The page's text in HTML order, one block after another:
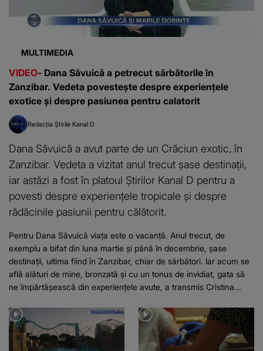
MULTIMEDIA
VIDEO- Dana Săvuică a petrecut sărbătorile în
Zanzibar. Vedeta povestește despre experiențele
exotice și despre pasiunea pentru calatorit
Redacția Știrile Kanal D
Dana Săvuică a avut parte de un Crăciun exotic, în
Zanzibar. Vedeta a vizitat anul trecut șase destinații,
iar astăzi a fost în platoul Știrilor Kanal D pentru a
povesti despre experiențele tropicale și despre
rădăcinile pasiunii pentru călătorit.
Pentru Dana Săvuică viața este o vacanță. Anul trecut, de
exemplu a bifat din luna martie și până în decembrie, șase
destinații, ultima fiind în Zanzibar, chiar de sărbători. Iar acum se
află alături de mine, bronzată și cu un tonus de invidiat, gata să
ne împărtășească din experiențele avute, a transmis Cristina...